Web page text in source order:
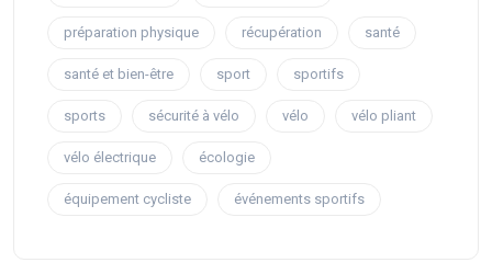
préparation physique récupération santé
santé et bien-être sport sportifs
sports sécurité à vélo vélo vélo pliant
vélo électrique écologie
équipement cycliste événements sportifs